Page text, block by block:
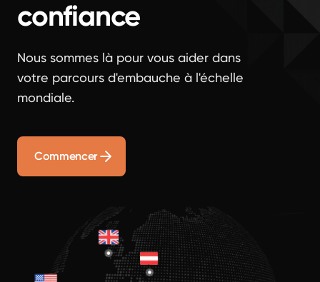
confiance
Nous sommes là pour vous aider dans
votre parcours d'embauche à l'échelle
mondiale.
Commencer